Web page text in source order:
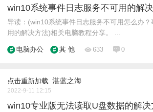
win10系统事件日志服务不可用的解
导读：(win10系统事件日志服务不可用怎么办
用的解决方法)相关电脑教程分享。 ...
电脑办公 其 他 633 0
点击重新加载 湛蓝之海
2022-9-11 12:15
win10专业版无法读取U盘数据的解决